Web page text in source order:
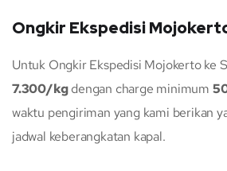
Ongkir Ekspedisi
Untuk Ongkir Ekspedisi Mojokerto ke
7.300/kgdengan charge minimum
waktu pengiriman yang kami berikan
jadwal keberangkatan kapal.